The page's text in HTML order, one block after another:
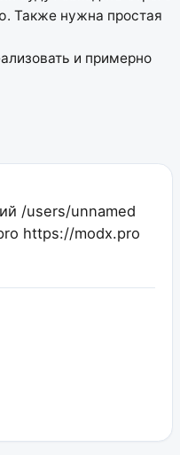
Также нужна простая
и примерно
/users/unnamed
https://modx.pro